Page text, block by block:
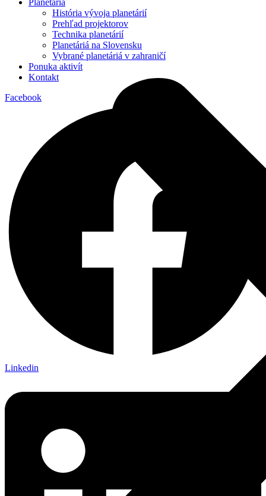
Planetáriá
História vývoja planetárií
Prehľad projektorov
Technika planetárií
Planetáriá na Slovensku
Vybrané planetáriá v zahraničí
Ponuka aktivít
Kontakt
Facebook
Linkedin